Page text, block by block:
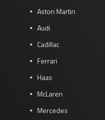
Aston Martin
Audi
Cadillac
Ferrari
Haas
McLaren
Mercedes